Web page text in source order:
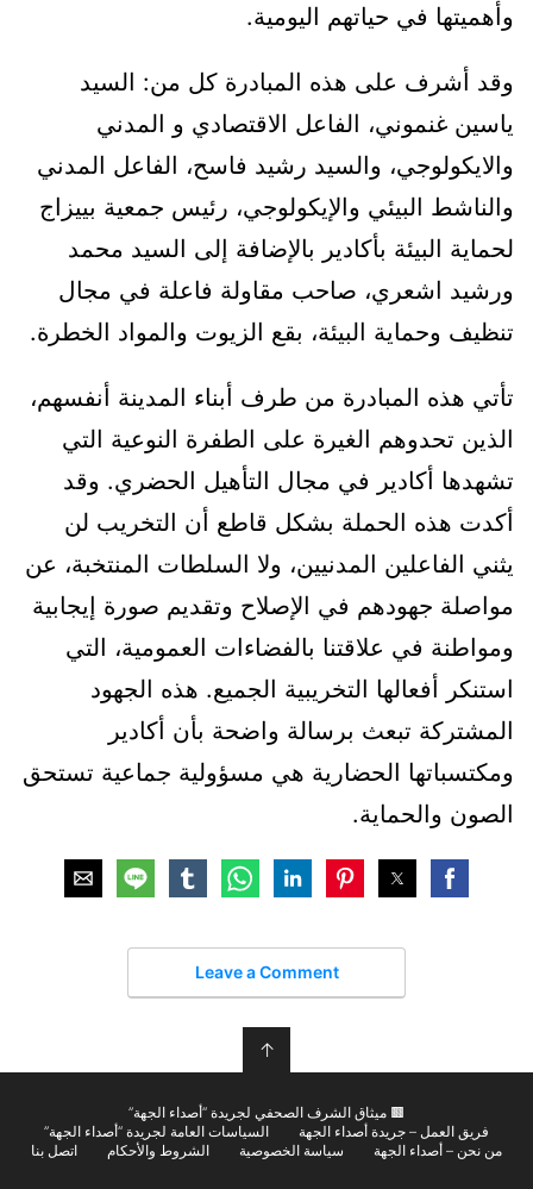
وأهميتها في حياتهم اليومية.
وقد أشرف على هذه المبادرة كل من: السيد
ياسين غنموني، الفاعل الاقتصادي و المدني
والايكولوجي، والسيد رشيد فاسح، الفاعل المدني
والناشط البيئي والإيكولوجي، رئيس جمعية بييزاج
لحماية البيئة بأكادير بالإضافة إلى السيد محمد
ورشيد اشعري، صاحب مقاولة فاعلة في مجال
تنظيف وحماية البيئة، بقع الزيوت والمواد الخطرة.
تأتي هذه المبادرة من طرف أبناء المدينة أنفسهم،
الذين تحدوهم الغيرة على الطفرة النوعية التي
تشهدها أكادير في مجال التأهيل الحضري. وقد
أكدت هذه الحملة بشكل قاطع أن التخريب لن
يثني الفاعلين المدنيين، ولا السلطات المنتخبة، عن
مواصلة جهودهم في الإصلاح وتقديم صورة إيجابية
ومواطنة في علاقتنا بالفضاءات العمومية، التي
استنكر أفعالها التخريبية الجميع. هذه الجهود
المشتركة تبعث برسالة واضحة بأن أكادير
ومكتسباتها الحضارية هي مسؤولية جماعية تستحق
الصون والحماية.
Leave a Comment
↑
🟫 ميثاق الشرف الصحفي لجريدة “أصداء الجهة”
فريق العمل – جريدة أصداء الجهة
السياسات العامة لجريدة “أصداء الجهة”
من نحن – أصداء الجهة
سياسة الخصوصية الشروط والأحكام اتصل بنا